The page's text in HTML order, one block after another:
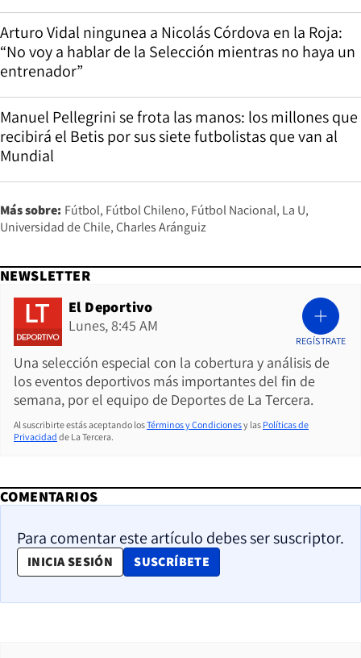
Arturo Vidal ningunea a Nicolás Córdova en la Roja:
“No voy a hablar de la Selección mientras no haya un
entrenador”
Manuel Pellegrini se frota las manos: los millones que
recibirá el Betis por sus siete futbolistas que van al
Mundial
Más sobre: Fútbol Fútbol Chileno Fútbol Nacional La U
Universidad de Chile Charles Aránguiz
NEWSLETTER
El Deportivo
Lunes, 8:45 AM
Una selección especial con la cobertura y análisis de
los eventos deportivos más importantes del fin de
semana, por el equipo de Deportes de La Tercera.
REGÍSTRATE
Al suscribirte estás aceptando losTérminos y Condicionesy las Políticas de
Privacidad de La Tercera.
COMENTARIOS
Para comentar este artículo debes ser suscriptor.
INICIA SESIÓN SUSCRÍBETE
OPENS IN NEW WINDOW